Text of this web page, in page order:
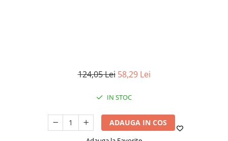
124,05 Lei 58,29 Lei
IN STOC
ADAUGA IN COS